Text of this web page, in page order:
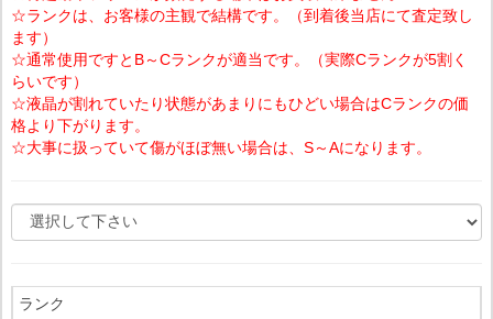
☆ランクは、お客様の主観で結構です。（到着後当店にて査定致し
ます）
☆通常使用ですとB～Cランクが適当です。（実際Cランクが5割く
らいです）
☆液晶が割れていたり状態があまりにもひどい場合はCランクの価
格より下がります。
☆大事に扱っていて傷がほぼ無い場合は、S～Aになります。
ランク